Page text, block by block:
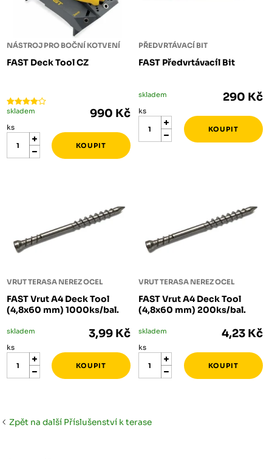
NÁSTROJ PRO BOČNÍ KOTVENÍ
FAST Deck Tool CZ
skladem 990 Kč
ks
PŘEDVRTÁVACÍ BIT
FAST Předvrtávacíl Bit
skladem 290 Kč
ks
VRUT TERASA NEREZ OCEL
FAST Vrut A4 Deck Tool
(4,8x60 mm) 1000ks/bal.
skladem 3,99 Kč
ks
VRUT TERASA NEREZ OCEL
FAST Vrut A4 Deck Tool
(4,8x60 mm) 200ks/bal.
skladem 4,23 Kč
ks
Zpět na další Příslušenství k terase